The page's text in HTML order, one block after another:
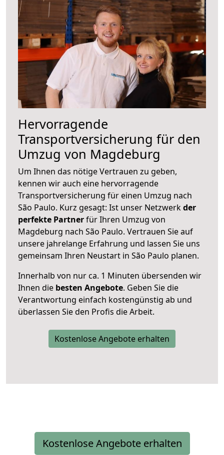
Hervorragende
Transportversicherung für den
Umzug von Magdeburg
Um Ihnen das nötige Vertrauen zu geben,
kennen wir auch eine hervorragende
Transportversicherung für einen Umzug nach
São Paulo. Kurz gesagt: Ist unser Netzwerkder
perfekte Partnerfür Ihren Umzug von
Magdeburg nach São Paulo. Vertrauen Sie auf
unsere jahrelange Erfahrung und lassen Sie uns
gemeinsam Ihren Neustart in São Paulo planen.
Innerhalb von nur ca. 1 Minuten übersenden wir
Ihnen die besten Angebote. Geben Sie die
Verantwortung einfach kostengünstig ab und
überlassen Sie den Profis die Arbeit.
Kostenlose Angebote erhalten
Kostenlose Angebote erhalten